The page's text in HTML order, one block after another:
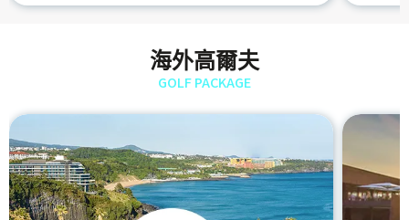
海外高爾夫
GOLF PACKAGE